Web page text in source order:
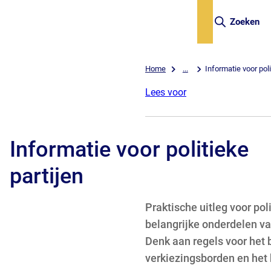
Zoeken
Home ... Informatie voor
Lees voor
Informatie voor politieke
partijen
Praktische uitleg voor
belangrijke onderdelen
Denk aan regels voor het
verkiezingsborden en het